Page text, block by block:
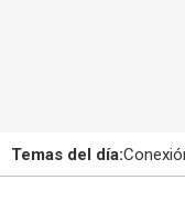
Temas del día: